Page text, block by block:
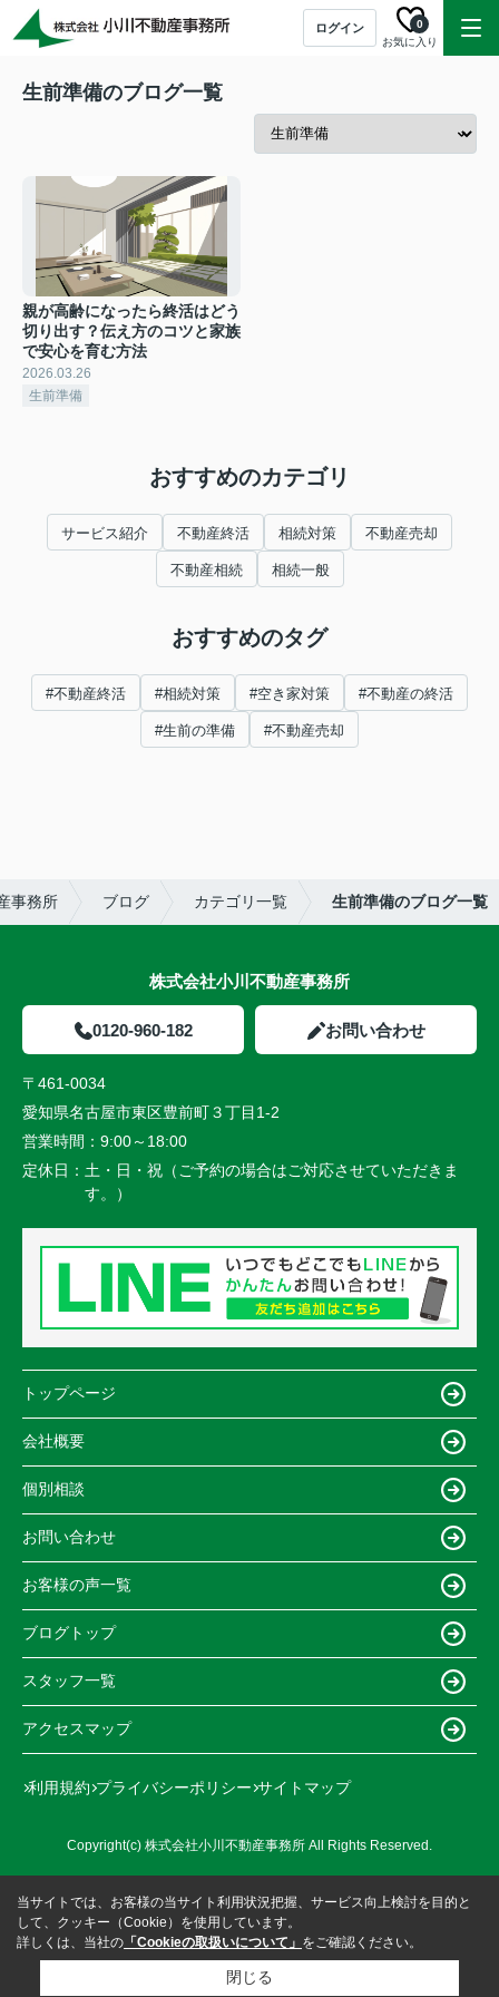
ログイン
お気に入り
0
生前準備のブログ一覧
親が高齢になったら終活はどう
切り出す？伝え方のコツと家族
で安心を育む方法
2026.03.26
生前準備
おすすめのカテゴリ
サービス紹介 不動産終活 相続対策 不動産売却
不動産相続 相続一般
おすすめのタグ
#不動産終活 #相続対策 #空き家対策 #不動産の終活
#生前の準備 #不動産売却
事務所 ブログ カテゴリ一覧 生前準備のブログ一覧
株式会社小川不動産事務所
0120-960-182 お問い合わせ
〒461-0034
愛知県名古屋市東区豊前町３丁目1-2
営業時間： 9:00～18:00
定休日： 土・日・祝（ご予約の場合はご対応させていただきま
す。）
トップページ
会社概要
個別相談
お問い合わせ
お客様の声一覧
ブログトップ
スタッフ一覧
アクセスマップ
利用規約 プライバシーポリシー サイトマップ
Copyright(c) 株式会社小川不動産事務所 All Rights Reserved.
当サイトでは、お客様の当サイト利用状況把握、サービス向上検討を目的と
して、クッキー（Cookie）を使用しています。
詳しくは、当社の 「Cookieの取扱いについて」 をご確認ください。
閉じる